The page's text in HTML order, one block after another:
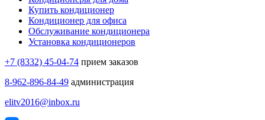
Купить кондиционер
Кондиционер для офиса
Обслуживание кондиционера
Установка кондиционеров
+7 (8332) 45-04-74 прием заказов
8-962-896-84-49 администрация
elitv2016@inbox.ru